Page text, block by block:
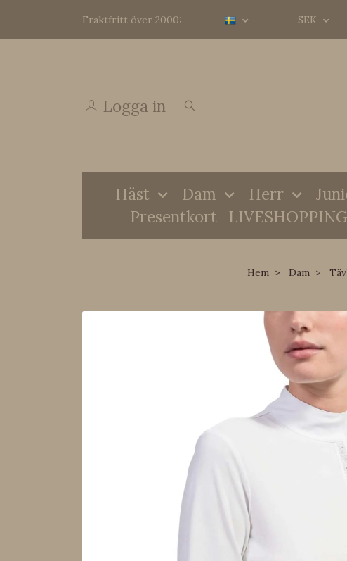
Fraktfritt över 2000:- SEK
Logga in
Häst Dam Herr
Presentkort
LIVESHOPPING
Hem Dam